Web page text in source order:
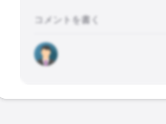
コメントを書く